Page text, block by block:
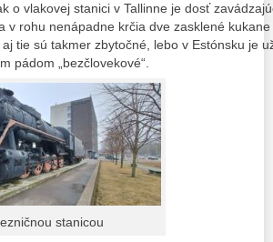
o vlakovej stanici v Tallinne je dosť
v rohu nenápadne krčia dve zasklené
tie sú takmer zbytočné, lebo v Estónsku je
pádom „bezčlovekové“.
stanicou